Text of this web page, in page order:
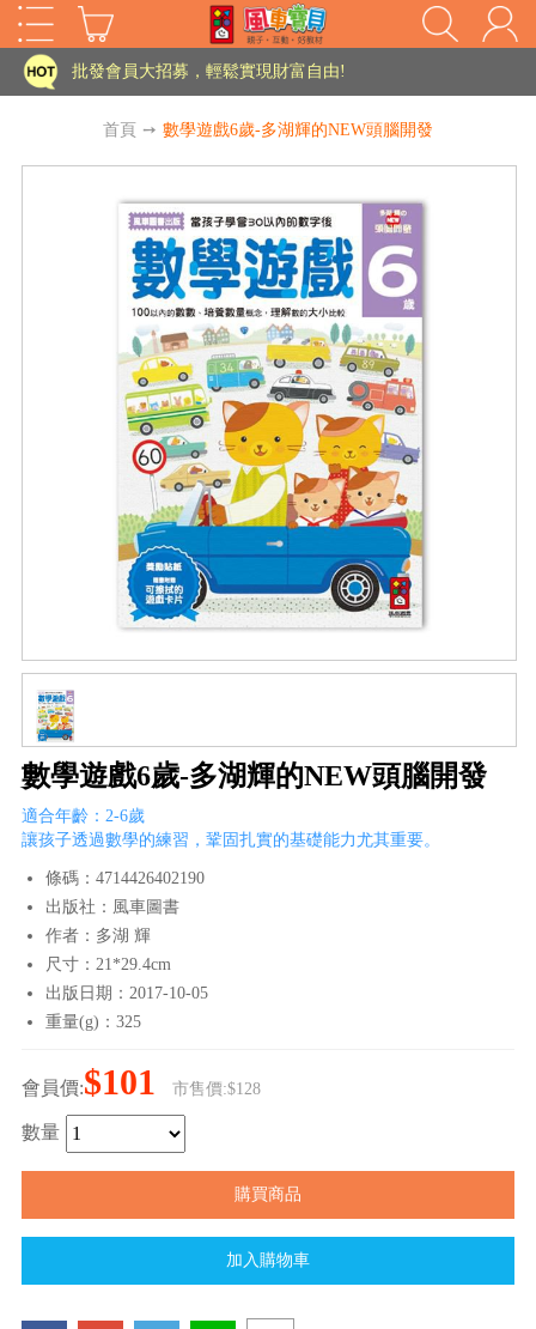
家長樂了!「風車書版集團暨FOOD超人企業總部」目前正興建中!
批發會員大招募，輕鬆實現財富自由!
老師您好!!幼教會員火熱招募中~
海外購物免煩惱！點我查看『海外購物流程說明』
批發會員大招募，輕鬆實現財富自由!
老師您好!!幼教會員火熱招募中~
海外購物免煩惱！點我查看『海外購物流程說明』
首頁 ➙ 數學遊戲6歲-多湖輝的NEW頭腦開發
數學遊戲6歲-多湖輝的NEW頭腦開發
適合年齡：2-6歲
讓孩子透過數學的練習，鞏固扎實的基礎能力尤其重要。
條碼：4714426402190
出版社：風車圖書
作者：多湖 輝
尺寸：21*29.4cm
出版日期：2017-10-05
重量(g)：325
會員價:$101 市售價:$128
數量